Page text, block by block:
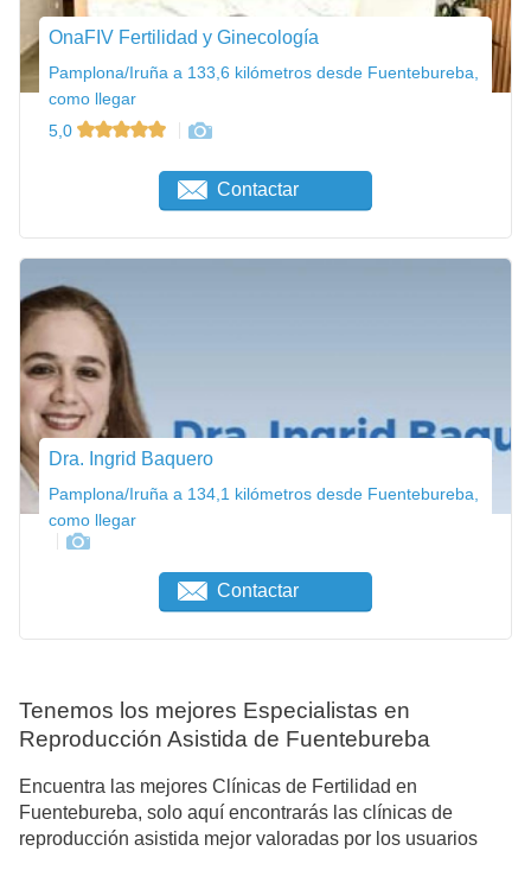
OnaFIV Fertilidad y Ginecología
Pamplona/Iruña a 133,6 kilómetros desde Fuentebureba,
como llegar
5,0
Contactar
Dra. Ingrid Baquero
Pamplona/Iruña a 134,1 kilómetros desde Fuentebureba,
como llegar
Contactar
Tenemos los mejores Especialistas en
Reproducción Asistida de Fuentebureba
Encuentra las mejores Clínicas de Fertilidad en
Fuentebureba, solo aquí encontrarás las clínicas de
reproducción asistida mejor valoradas por los usuarios